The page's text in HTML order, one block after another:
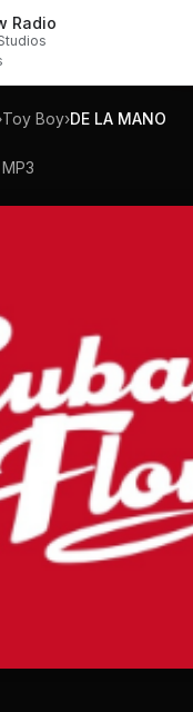
boy-de-la-mano-mp3
Toy Boy›DE LA MANO
Radio